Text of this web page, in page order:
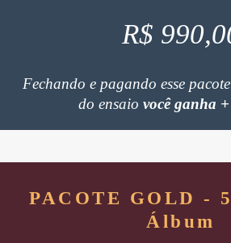
R$
Fechando e pagando esse
do ensaio você ganha
PACOTE GOLD -
Álbum